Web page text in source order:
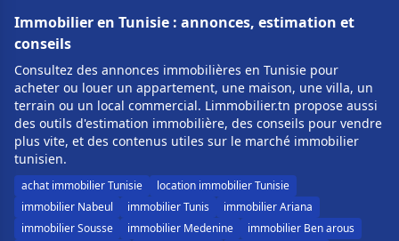
Immobilier en Tunisie : annonces, estimation et
conseils
Consultez des annonces immobilières en Tunisie pour
acheter ou louer un appartement, une maison, une villa, un
terrain ou un local commercial. Limmobilier.tn propose aussi
des outils d'estimation immobilière, des conseils pour vendre
plus vite, et des contenus utiles sur le marché immobilier
tunisien.
achat immobilier Tunisie
location immobilier Tunisie
immobilier Nabeul
immobilier Tunis
immobilier Ariana
immobilier Sousse
immobilier Medenine immobilier Ben arous